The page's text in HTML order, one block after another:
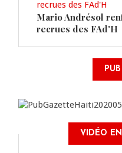
Mario Andrésol
recrues des FAd'H
PUB
VIDÉO